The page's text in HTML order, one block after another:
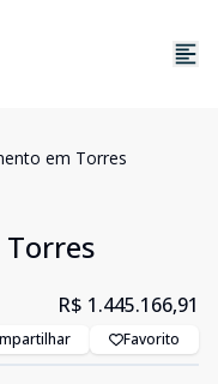
em Torres
Torres
R$ 1.445.166,91
Favorito